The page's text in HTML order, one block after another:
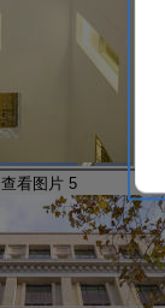
查看图片 5